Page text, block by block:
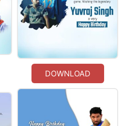
DOWNLOAD